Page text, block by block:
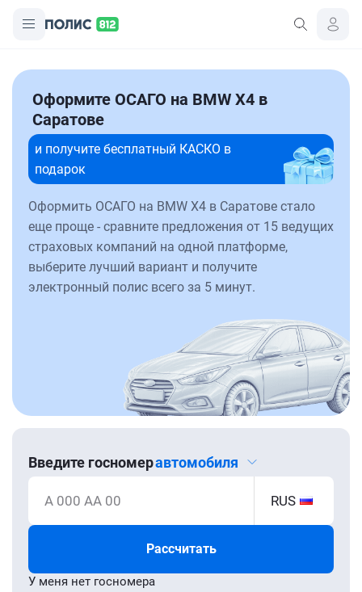
Оформите ОСАГО на BMW X4 в
Саратове
и получите бесплатный КАСКО в
подарок
Оформить ОСАГО на BMW X4 в Саратове стало
еще проще - сравните предложения от 15 ведущих
страховых компаний на одной платформе,
выберите лучший вариант и получите
электронный полис всего за 5 минут.
Введите госномеравтомобиля
А 000 АА 00 RUS
Рассчитать
У меня нет госномера